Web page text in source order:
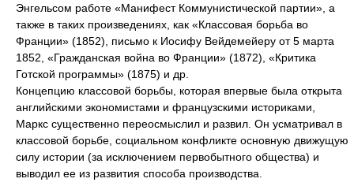
Энгельсом работе «Манифест Коммунистической партии», а
также в таких произведениях, как «Классовая борьба во
Франции» (1852), письмо к Иосифу Вейдемейеру от 5 марта
1852, «Гражданская война во Франции» (1872), «Критика
Готской программы» (1875) и др.
Концепцию классовой борьбы, которая впервые была открыта
английскими экономистами и французскими историками,
Маркс существенно переосмыслил и развил. Он усматривал в
классовой борьбе, социальном конфликте основную движущую
силу истории (за исключением первобытного общества) и
выводил ее из развития способа производства.